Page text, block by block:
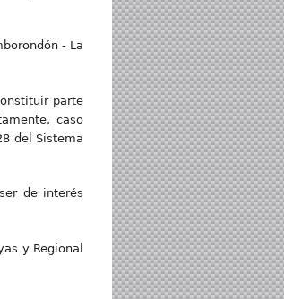
- La
parte
caso
del Sistema
de interés
y Regional